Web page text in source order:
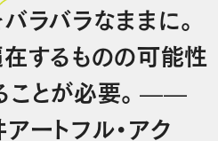
ラバラなままに。
するものの可能性
ことが必要。——
ートフル・アク